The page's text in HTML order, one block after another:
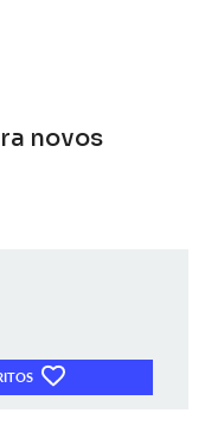
novos